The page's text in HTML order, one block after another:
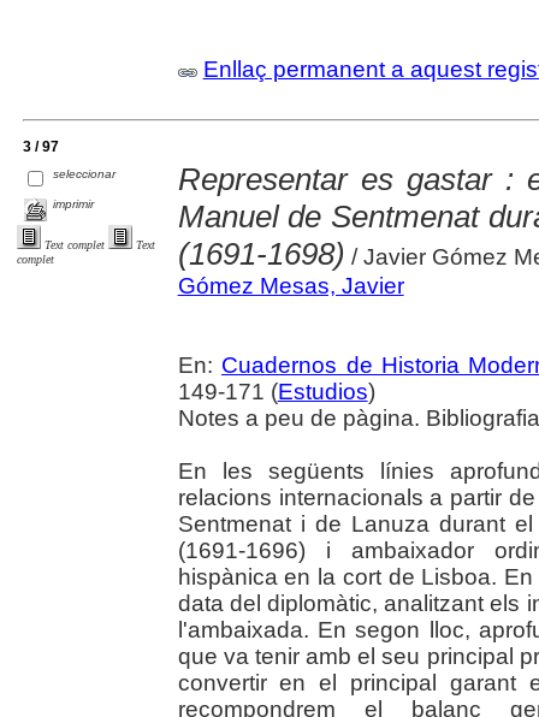
Enllaç permanent a aquest
3 / 97
seleccionar
imprimir
Text complet
Text
complet
Representar es gastar :
Manuel de Sentmenat
(1691-1698) / Javier Gómez
Gómez Mesas, Javier
En: Cuadernos de Historia
149-171 (Estudios)
Notes a peu de pàgina.
En les següents línies
relacions internacionals a partir
Sentmenat i de Lanuza durant
(1691-1696) i ambaixador
hispànica en la cort de Lisboa.
data del diplomàtic, analitzant els
l'ambaixada. En segon lloc,
que va tenir amb el seu principal
convertir en el principal garant
recompondrem el balanç